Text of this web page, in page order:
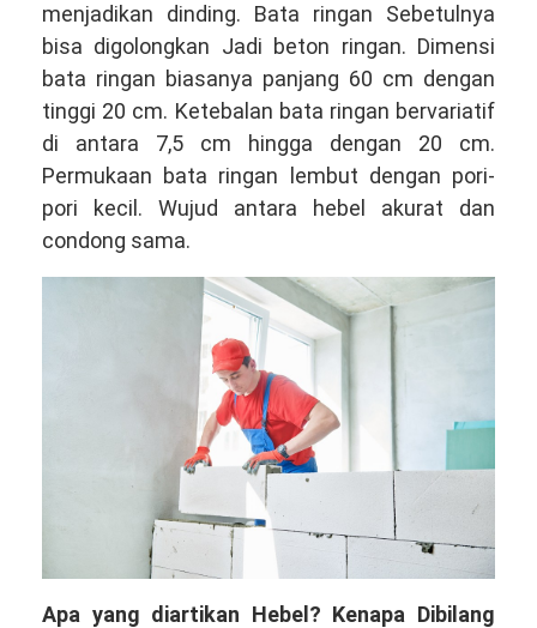
menjadikan dinding. Bata ringan Sebetulnya
bisa digolongkan Jadi beton ringan. Dimensi
bata ringan biasanya panjang 60 cm dengan
tinggi 20 cm. Ketebalan bata ringan bervariatif
di antara 7,5 cm hingga dengan 20 cm.
Permukaan bata ringan lembut dengan pori-
pori kecil. Wujud antara hebel akurat dan
condong sama.
Apa yang diartikan Hebel? Kenapa Dibilang